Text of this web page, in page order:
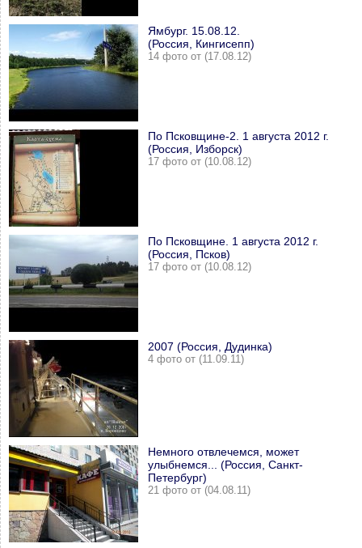
Ямбург. 15.08.12.
(Россия, Кингисепп)
14 фото от (17.08.12)
По Псковщине-2. 1 августа 2012 г.
(Россия, Изборск)
17 фото от (10.08.12)
По Псковщине. 1 августа 2012 г.
(Россия, Псков)
17 фото от (10.08.12)
2007 (Россия, Дудинка)
4 фото от (11.09.11)
Немного отвлечемся, может
улыбнемся... (Россия, Санкт-
Петербург)
21 фото от (04.08.11)